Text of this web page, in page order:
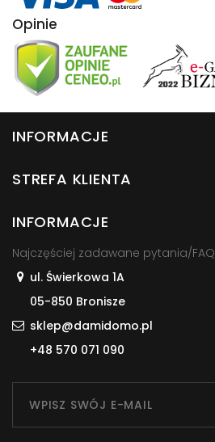
Opinie
INFORMACJE
STREFA KLIENTA
INFORMACJE
Najczęściej zadawane pytania/FAQ
ul. Świerkowa 1A
05-850 Bronisze
sklep@damidomo.pl
+48 570 071 090